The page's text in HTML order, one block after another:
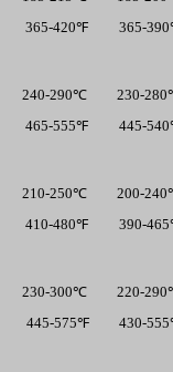
  365-420℉
365-
240-290℃
  465-555℉
230-
445-
210-250℃
  410-480℉
200-
390-
230-300℃
  445-575℉
220-
430-